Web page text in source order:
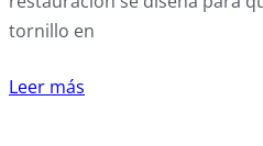
tornillo en
Leer más